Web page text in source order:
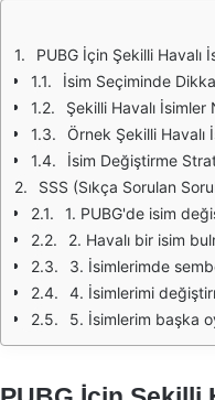
PUBG İçin Şekilli Havalı
İsim Seçiminde
Şekilli Havalı İsimler
Örnek Şekilli Havalı
İsim Değiştirme
SSS (Sıkça Sorulan
1. PUBG'de isim
2. Havalı bir isim
3. İsimlerimde
4. İsimlerimi
5. İsimlerim başka